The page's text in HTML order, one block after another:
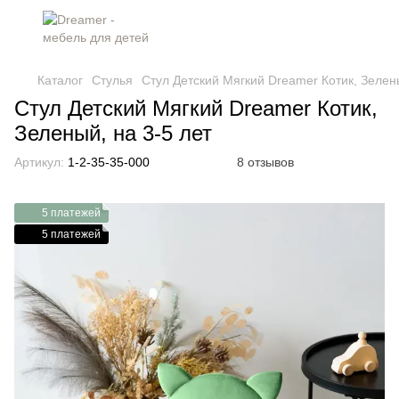
Каталог Стулья Стул Детский Мягкий Dreamer Котик,
Стул Детский Мягкий Dreamer Котик,
Зеленый, на 3-5 лет
Артикул: 1-2-35-35-000 8 отзывов
5 платежей
5 платежей